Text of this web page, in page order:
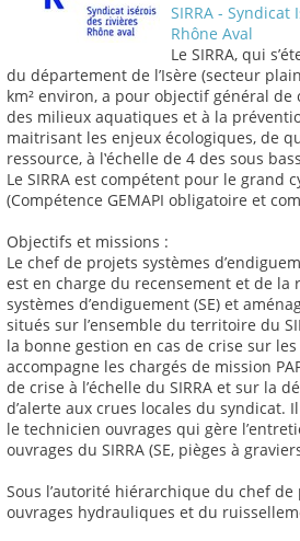
SIRRA - Syndicat
Rhône Aval
Le SIRRA, qui
du département de l’Isère (secteur
km² environ, a pour objectif général
des milieux aquatiques et à la
maitrisant les enjeux écologiques, de
ressource, à l‛échelle de 4 des sous
Le SIRRA est compétent pour le grand
(Compétence GEMAPI obligatoire et
Objectifs et missions :
Le chef de projets systèmes
est en charge du recensement et de la
systèmes d’endiguement (SE) et
situés sur l’ensemble du territoire du
la bonne gestion en cas de crise sur les
accompagne les chargés de mission
de crise à l’échelle du SIRRA et sur la
d’alerte aux crues locales du syndicat.
le technicien ouvrages qui gère
ouvrages du SIRRA (SE, pièges à
Sous l’autorité hiérarchique du chef de
ouvrages hydrauliques et du